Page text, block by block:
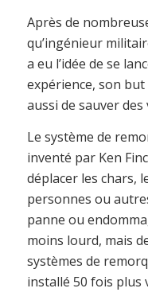
Après de
qu’ingénieur
a eu l’idée de se
expérience, son
aussi de sauver
Le système de
inventé par Ken
déplacer les chars,
personnes ou
panne ou
moins lourd, mais
systèmes de
installé 50 fois plus